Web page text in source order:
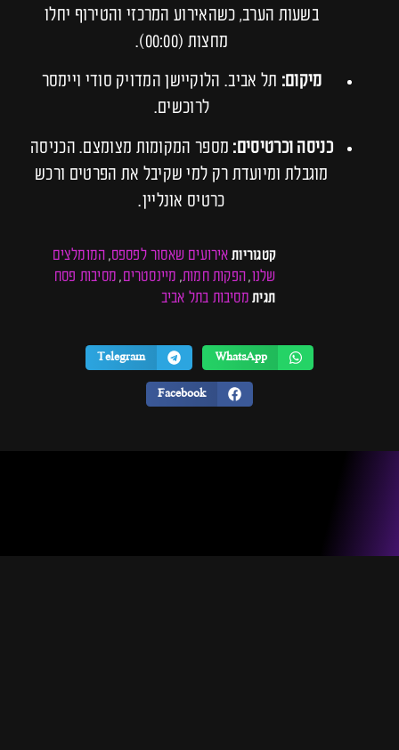
בשעות הערב, כשהאירוע המרכזי והטירוף יחלו
מחצות (00:00).
מיקום: תל אביב. הלוקיישן המדויק סודי ויימסר
לרוכשים.
כניסה וכרטיסים: מספר המקומות מצומצם. הכניסה
מוגבלת ומיועדת רק למי שקיבל את הפרטים ורכש
כרטיס אונליין.
קטגוריות אירועים שאסור לפספס, המומלצים
שלנו,הפקות חמות, מיינסטרים, מסיבות פסח
תגית מסיבות בתל אביב
WhatsApp
Telegram
Facebook